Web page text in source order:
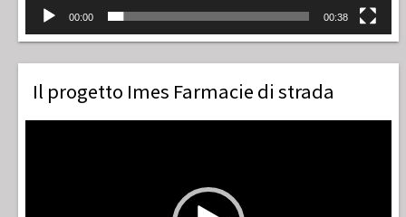
00:00 00:38
Il progetto Imes Farmacie di strada